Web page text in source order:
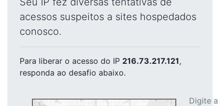
acessos suspeitos a sites hospedados
conosco.
Para liberar o acesso do IP 216.73.217.121,
responda ao desafio abaixo.
Digite